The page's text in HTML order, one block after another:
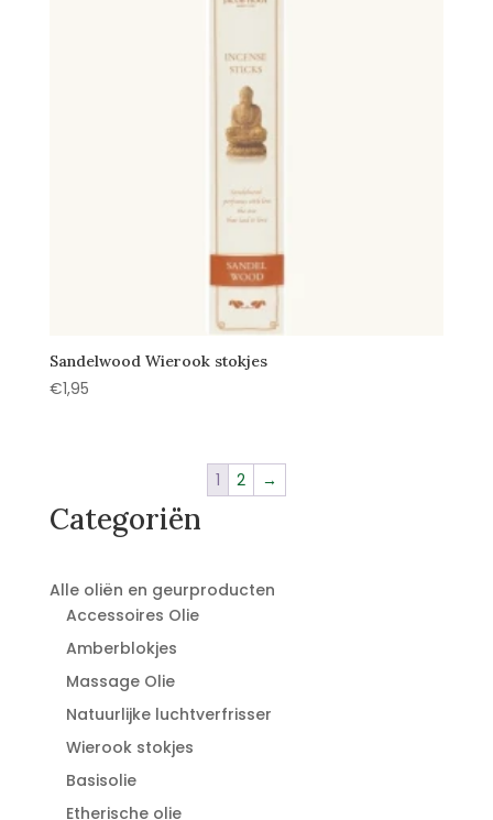
Sandelwood Wierook stokjes
€1,95
1 2 →
Categoriën
Alle oliën en geurproducten
Accessoires Olie
Amberblokjes
Massage Olie
Natuurlijke luchtverfrisser
Wierook stokjes
Basisolie
Etherische olie